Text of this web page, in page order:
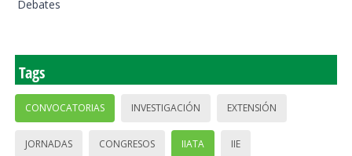
Debates
Tags
CONVOCATORIAS INVESTIGACIÓN EXTENSIÓN
JORNADAS CONGRESOS IIATA IIE